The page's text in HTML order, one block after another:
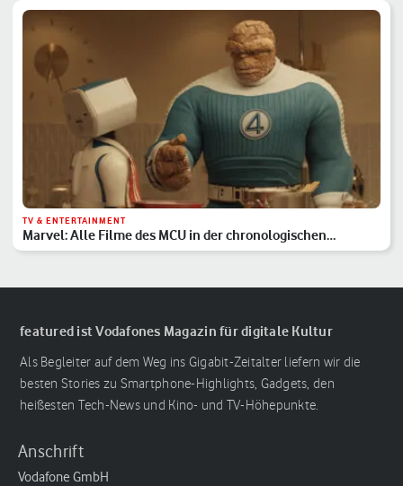
TV & ENTERTAINMENT
Marvel: Alle Filme des MCU in der chronologischen
Reihenfolge
featured ist Vodafones Magazin für digitale Kultur
Als Begleiter auf dem Weg ins Gigabit-Zeitalter liefern wir die
besten Stories zu Smartphone-Highlights, Gadgets, den
heißesten Tech-News und Kino- und TV-Höhepunkte.
Anschrift
Vodafone GmbH